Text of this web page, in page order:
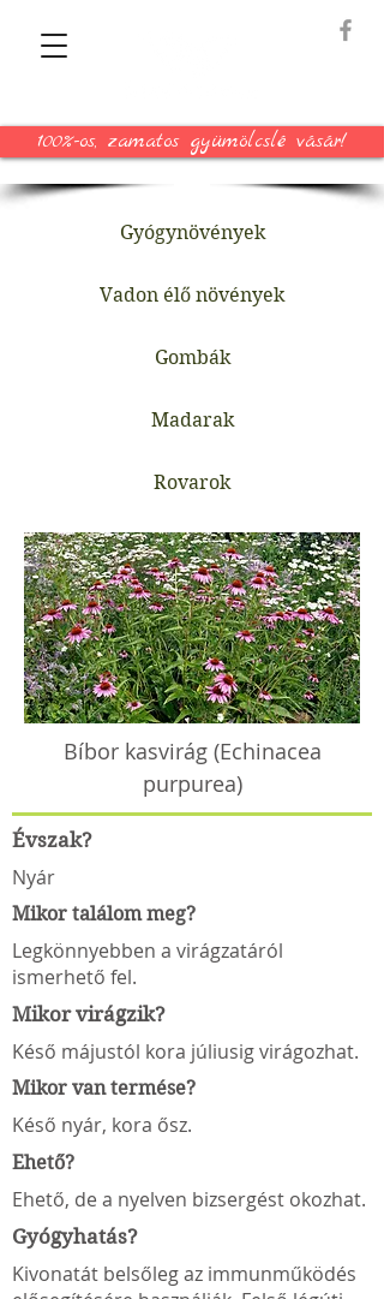
100%-os, zamatos gyümölcslé vásár!
Gyógynövények
Vadon élő növények
Gombák
Madarak
Rovarok
Bíbor kasvirág (Echinacea
purpurea)
Évszak?
Nyár
Mikor találom meg?
Legkönnyebben a virágzatáról
ismerhető fel.
Mikor virágzik?
Késő májustól kora júliusig virágozhat.
Mikor van termése?
Késő nyár, kora ősz.
Ehető?
Ehető, de a nyelven bizsergést okozhat.
Gyógyhatás?
Kivonatát belsőleg az immunműködés